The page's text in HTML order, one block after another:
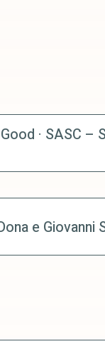
· SASC –
e Giovanni